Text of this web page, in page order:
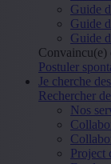
Guide
Guide
Guide
Convaincu(e)
Postuler
Je cherche
Rechercher
Nos
Project